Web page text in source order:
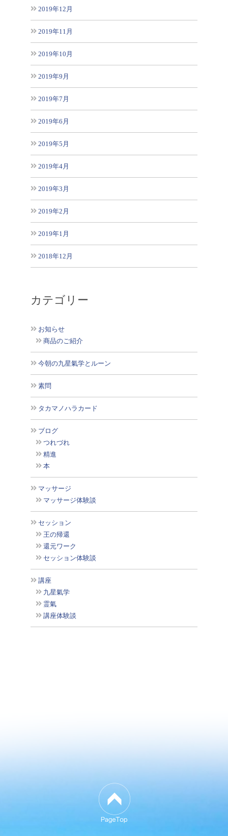
2019年12月
2019年11月
2019年10月
2019年9月
2019年7月
2019年6月
2019年5月
2019年4月
2019年3月
2019年2月
2019年1月
2018年12月
カテゴリー
お知らせ
商品のご紹介
今朝の九星氣学とルーン
素問
タカマノハラカード
ブログ
つれづれ
精進
本
マッサージ
マッサージ体験談
セッション
王の帰還
還元ワーク
セッション体験談
講座
九星氣学
霊氣
講座体験談